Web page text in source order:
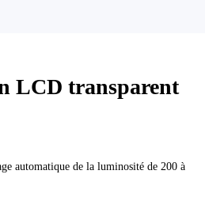
LCD transparent
automatique de la luminosité de 200 à